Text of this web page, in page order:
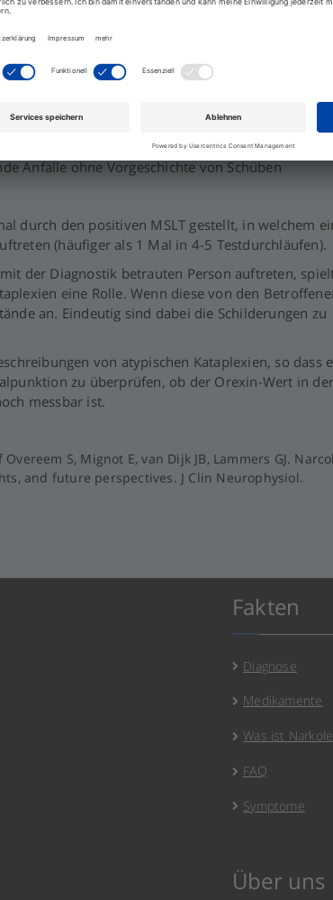
Absetzen von Medikamenten gegen Kataplexie
Emotionen als Auslöser
Anstieg, der zu Stürzen oder
Anfälle ohne Vorgeschichte von Schüben
durch den positiven MSLT gestellt, in welchem
(häufiger als 1 Mal in 4-5 Testdurchläufen).
der Diagnostik betrauten Person auftreten,
eine Rolle. Wenn diese von den
an. Eindeutig sind dabei die Schilderungen zu
von atypischen Kataplexien, so dass
zu überprüfen, ob der Orexin-Wert in der
messbar ist.
S, Mignot E, van Dijk JB, Lammers GJ.
and future perspectives. J Clin Neurophysiol.
Fakten
Diagnose
Medikamente
Was ist
FAQ
Symptome
Über uns